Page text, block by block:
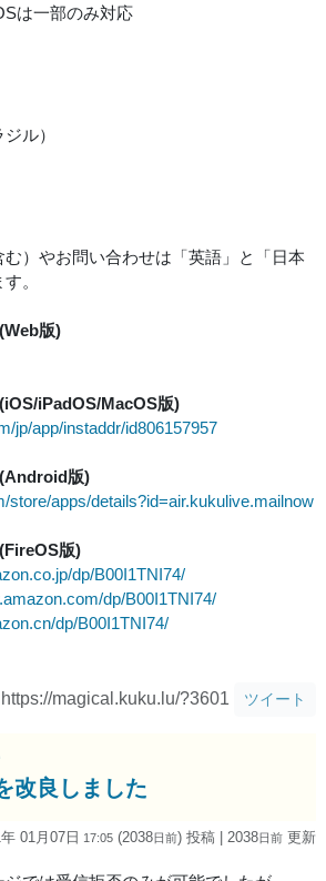
は一部のみ対応
ル）
）やお問い合わせは「英語」と「日本
。
版)
iPadOS/MacOS版)
jp/app/instaddr/id806157957
版)
store/apps/details?id=air.kukulive.mailnow
版)
dp/B00I1TNI74/
dp/B00I1TNI74/
dp/B00I1TNI74/
https://magical.kuku.lu/?3601 ツイート
改良しました
01月07日 17:05 (2038日前) 投稿 | 2038日前 更新